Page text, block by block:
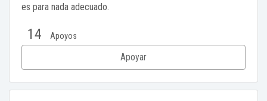
es para nada adecuado.
14 Apoyos
Apoyar